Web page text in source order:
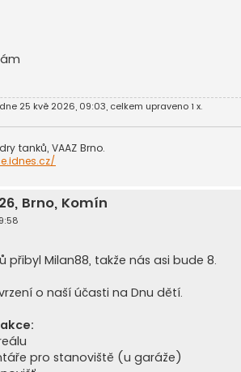
dne 25 kvě 2026, 09:03, celkem upraveno 1 x.
tanků, VAAZ Brno.
Brno, Komín
přibyl Milan88, takže nás asi bude 8.
o naší účasti na Dnu dětí.
pro stanoviště (u garáže)